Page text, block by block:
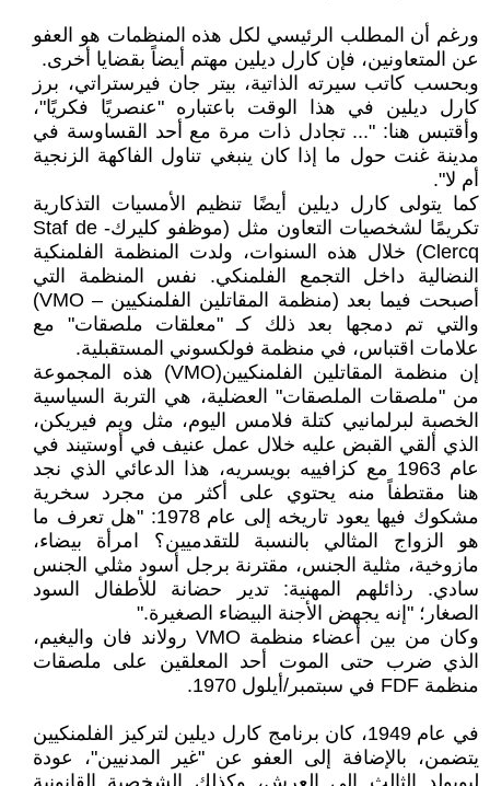
ورغم أن المطلب الرئيسي لكل هذه المنظمات هو العفو
عن المتعاونين، فإن كارل ديلين مهتم أيضاً بقضايا أخرى.
وبحسب كاتب سيرته الذاتية، بيتر جان فيرستراتي، برز
كارل ديلين في هذا الوقت باعتباره "عنصريًا فكريًا"،
وأقتبس هنا: "... تجادل ذات مرة مع أحد القساوسة في
مدينة غنت حول ما إذا كان ينبغي تناول الفاكهة الزنجية
أم لا".
كما يتولى كارل ديلين أيضًا تنظيم الأمسيات التذكارية
تكريمًا لشخصيات التعاون مثل (موظفو كليرك- Staf de
Clercq) خلال هذه السنوات، ولدت المنظمة الفلمنكية
النضالية داخل التجمع الفلمنكي. نفس المنظمة التي
أصبحت فيما بعد (منظمة المقاتلين الفلمنكيين – VMO)
والتي تم دمجها بعد ذلك كـ "معلقات ملصقات" مع
علامات اقتباس، في منظمة فولكسوني المستقبلية.
إن منظمة المقاتلين الفلمنكيين(VMO) هذه المجموعة
من "ملصقات الملصقات" العضلية، هي التربة السياسية
الخصبة لبرلمانيي كتلة فلامس اليوم، مثل ويم فيريكن،
الذي ألقي القبض عليه خلال عمل عنيف في أوستيند في
عام 1963 مع كزافييه بويسريه، هذا الدعائي الذي نجد
هنا مقتطفاً منه يحتوي على أكثر من مجرد سخرية
مشكوك فيها يعود تاريخه إلى عام 1978: "هل تعرف ما
هو الزواج المثالي بالنسبة للتقدميين؟ امرأة بيضاء،
مازوخية، مثلية الجنس، مقترنة برجل أسود مثلي الجنس
سادي. رذائلهم المهنية: تدير حضانة للأطفال السود
الصغار؛ "إنه يجهض الأجنة البيضاء الصغيرة."
وكان من بين أعضاء منظمة VMO رولاند فان واليغيم،
الذي ضرب حتى الموت أحد المعلقين على ملصقات
منظمة FDF في سبتمبر/أيلول 1970.
في عام 1949، كان برنامج كارل ديلين لتركيز الفلمنكيين
يتضمن، بالإضافة إلى العفو عن "غير المدنيين"، عودة